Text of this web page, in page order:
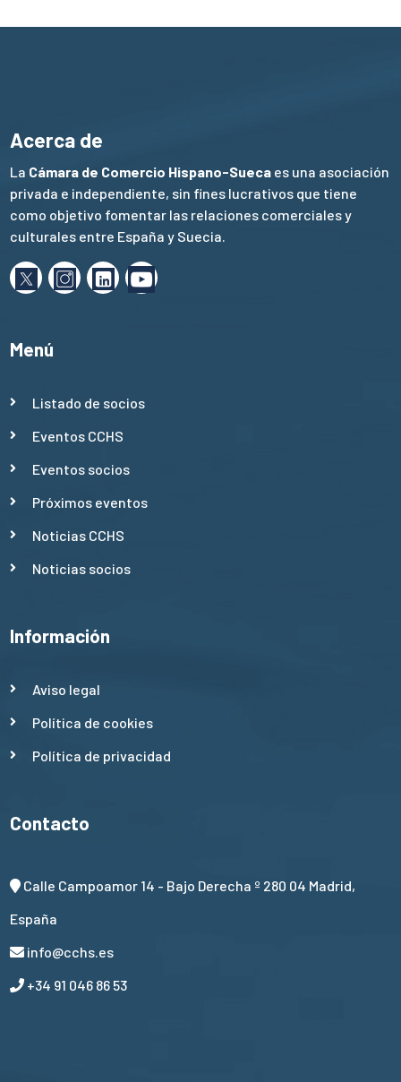
Acerca de
La Cámara de Comercio Hispano-Sueca es una asociación
privada e independiente, sin fines lucrativos que tiene
como objetivo fomentar las relaciones comerciales y
culturales entre España y Suecia.
Menú
Listado de socios
Eventos CCHS
Eventos socios
Próximos eventos
Noticias CCHS
Noticias socios
Información
Aviso legal
Política de cookies
Política de privacidad
Contacto
Calle Campoamor 14 - Bajo Derecha º 280 04 Madrid,
España
info@cchs.es
+34 91 046 86 53